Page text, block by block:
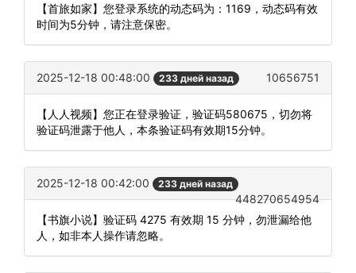
【首旅如家】您登录系统的动态码为：1169，动态码有效
时间为5分钟，请注意保密。
2025-12-18 00:48:00 233 дней назад 10656751
【人人视频】您正在登录验证，验证码580675，切勿将
验证码泄露于他人，本条验证码有效期15分钟。
2025-12-18 00:42:00 233 дней назад
448270654954
【书旗小说】验证码 4275 有效期 15 分钟，勿泄漏给他
人，如非本人操作请忽略。